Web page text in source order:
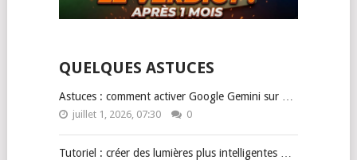
QUELQUES ASTUCES
Astuces : comment activer Google Gemini sur …
juillet 1, 2026, 07:30 0
Tutoriel : créer des lumières plus intelligentes …